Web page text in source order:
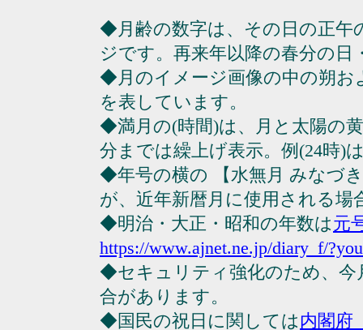
◆月齢の数字は、その日の正午
ジです。再来年以降の春分の日
◆月のイメージ画像の中の朔
を表しています。
◆満月の(時間)は、月と太陽の
分までは繰上げ表示。例(24時)
◆年号の横の 【水無月 みなづ
が、近年新暦月に使用される場
◆明治・大正・昭和の年数は元
https://www.ajnet.ne.jp/diary_f/
◆セキュリティ強化のため、今
合があります。
◆国民の祝日に関しては内閣府